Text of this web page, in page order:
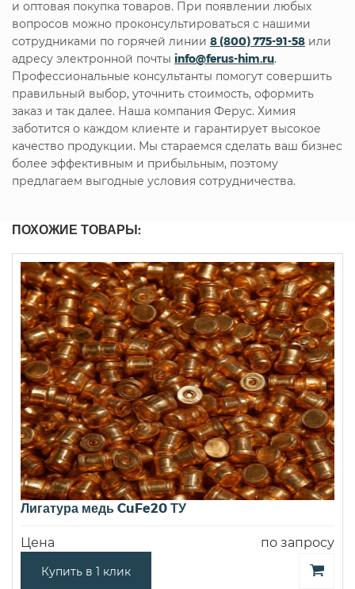
и оптовая покупка товаров. При появлении любых
вопросов можно проконсультироваться с нашими
сотрудниками по горячей линии 8 (800) 775-91-58 или
адресу электронной почты info@ferus-him.ru.
Профессиональные консультанты помогут совершить
правильный выбор, уточнить стоимость, оформить
заказ и так далее. Наша компания Ферус. Химия
заботится о каждом клиенте и гарантирует высокое
качество продукции. Мы стараемся сделать ваш бизнес
более эффективным и прибыльным, поэтому
предлагаем выгодные условия сотрудничества.
ПОХОЖИЕ ТОВАРЫ:
Лигатура медь CuFe20 ТУ
Цена по запросу
Купить в 1 клик